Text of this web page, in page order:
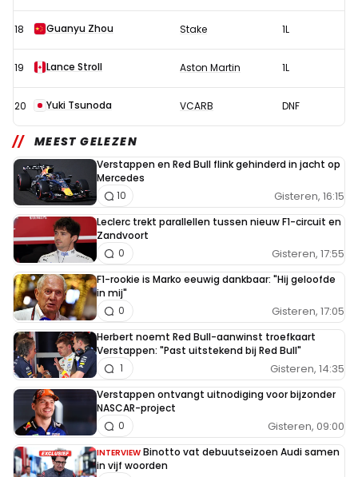
18 Guanyu Zhou Stake 1L
19 Lance Stroll Aston Martin 1L
20 Yuki Tsunoda VCARB DNF
MEEST GELEZEN
Verstappen en Red Bull flink gehinderd in jacht op
Mercedes
Gisteren, 16:15
10
Leclerc trekt parallellen tussen nieuw F1-circuit en
Zandvoort
Gisteren, 17:55
0
F1-rookie is Marko eeuwig dankbaar: "Hij geloofde
in mij"
Gisteren, 17:05
0
Herbert noemt Red Bull-aanwinst troefkaart
Verstappen: "Past uitstekend bij Red Bull"
Gisteren, 14:35
1
Verstappen ontvangt uitnodiging voor bijzonder
NASCAR-project
Gisteren, 09:00
0
INTERVIEW Binotto vat debuutseizoen Audi samen
in vijf woorden